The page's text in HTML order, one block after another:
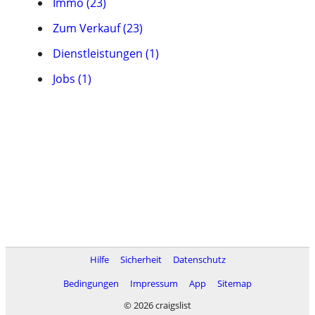
Zum Verkauf (23)
Dienstleistungen (1)
Jobs (1)
Hilfe Sicherheit
Datenschutz
Bedingungen
Impressum App
Sitemap
© 2026 craigslist